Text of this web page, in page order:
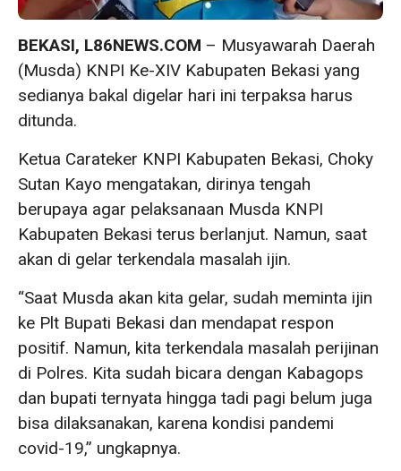
BEKASI, L86NEWS.COM – Musyawarah Daerah
(Musda) KNPI Ke-XIV Kabupaten Bekasi yang
sedianya bakal digelar hari ini terpaksa harus
ditunda.
Ketua Carateker KNPI Kabupaten Bekasi, Choky
Sutan Kayo mengatakan, dirinya tengah
berupaya agar pelaksanaan Musda KNPI
Kabupaten Bekasi terus berlanjut. Namun, saat
akan di gelar terkendala masalah ijin.
“Saat Musda akan kita gelar, sudah meminta ijin
ke Plt Bupati Bekasi dan mendapat respon
positif. Namun, kita terkendala masalah perijinan
di Polres. Kita sudah bicara dengan Kabagops
dan bupati ternyata hingga tadi pagi belum juga
bisa dilaksanakan, karena kondisi pandemi
covid-19,” ungkapnya.